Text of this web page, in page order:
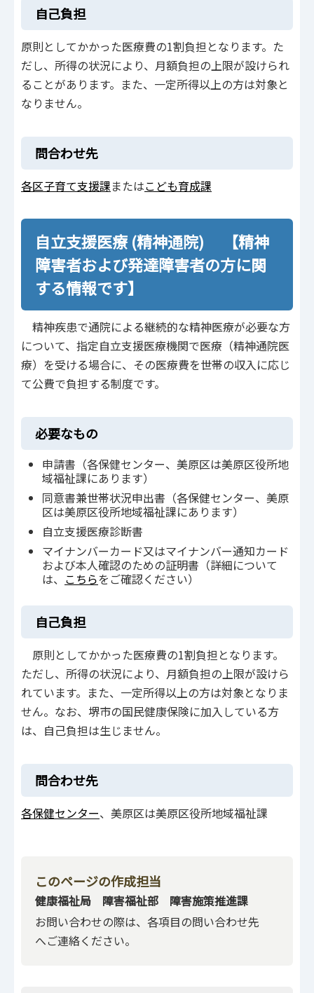
自己負担
原則としてかかった医療費の1割負担となります。た
だし、所得の状況により、月額負担の上限が設けられ
ることがあります。また、一定所得以上の方は対象と
なりません。
問合わせ先
各区子育て支援課またはこども育成課
自立支援医療 (精神通院) 【精神
障害者および発達障害者の方に関
する情報です】
精神疾患で通院による継続的な精神医療が必要な方
について、指定自立支援医療機関で医療（精神通院医
療）を受ける場合に、その医療費を世帯の収入に応じ
て公費で負担する制度です。
必要なもの
申請書（各保健センター、美原区は美原区役所地
域福祉課にあります）
同意書兼世帯状況申出書（各保健センター、美原
区は美原区役所地域福祉課にあります）
自立支援医療診断書
マイナンバーカード又はマイナンバー通知カード
および本人確認のための証明書（詳細について
は、 こちらをご確認ください）
自己負担
原則としてかかった医療費の1割負担となります。
ただし、所得の状況により、月額負担の上限が設けら
れています。また、一定所得以上の方は対象となりま
せん。なお、堺市の国民健康保険に加入している方
は、自己負担は生じません。
問合わせ先
各保健センター、美原区は美原区役所地域福祉課
このページの作成担当
健康福祉局 障害福祉部 障害施策推進課
お問い合わせの際は、各項目の問い合わせ先
へご連絡ください。